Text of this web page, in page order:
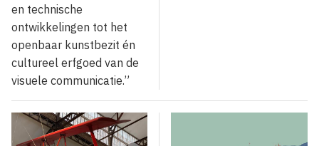
en technische
ontwikkelingen tot het
openbaar kunstbezit én
cultureel erfgoed van de
visuele communicatie.”